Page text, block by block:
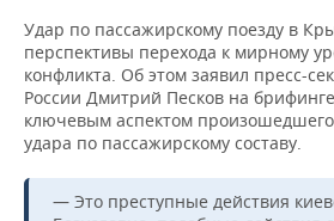
ВУЗЫ ТАТАРСТАНА
КОМУ ПРИНАДЛЕЖАТ
ТОРГОВЫЕ ЦЕНТРЫ
ТАТАРСТАНА
БАНКИ
БЮДЖЕТ
ИНВЕСТИЦИИ
АГРОПРОМ
МАШИНОСТРОЕНИЕ
НОВОСТИ НЕДВИЖИМОСТИ
АВТО
НОВОСТИ АВТО
БИЗНЕС
НОВОСТИ БИЗНЕСА
РОЗНИЧНАЯ ТОРГОВЛЯ
ТЕХНОЛОГИИ
НОВОСТИ ТЕХНОЛОГИЙ
МЕРОПРИЯТИЯ
Удар по пассажирскому поезду в
перспективы перехода к мирному
конфликта. Об этом заявил пресс-
России Дмитрий Песков на
ключевым аспектом произошедшего
удара по пассажирскому составу.
— Это преступные действия